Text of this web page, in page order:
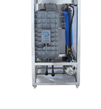
EDI设备维修